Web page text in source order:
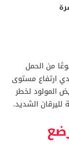
الأطفال المولودين بين 35 أسبوعًا من الحمل
ارتفاع مستوى
المولود لخطر
الشديد.